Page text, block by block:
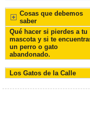
Cosas que debemos
saber
Qué hacer si pierdes a tu
mascota y si te
un perro o gato
abandonado.
Los Gatos de la Calle